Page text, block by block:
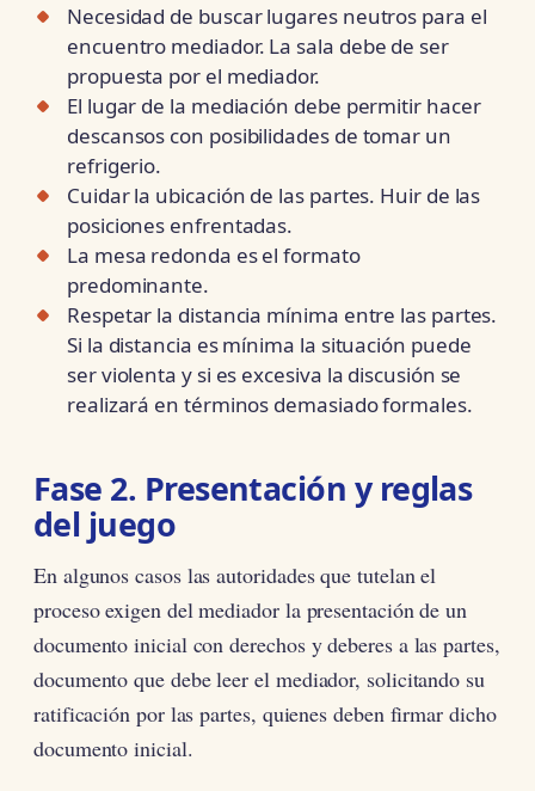
Necesidad de buscar lugares neutros para el
encuentro mediador. La sala debe de ser
propuesta por el mediador.
El lugar de la mediación debe permitir hacer
descansos con posibilidades de tomar un
refrigerio.
Cuidar la ubicación de las partes. Huir de las
posiciones enfrentadas.
La mesa redonda es el formato
predominante.
Respetar la distancia mínima entre las partes.
Si la distancia es mínima la situación puede
ser violenta y si es excesiva la discusión se
realizará en términos demasiado formales.
Fase 2. Presentación y reglas
del juego
En algunos casos las autoridades que tutelan el
proceso exigen del mediador la presentación de un
documento inicial con derechos y deberes a las partes,
documento que debe leer el mediador, solicitando su
ratificación por las partes, quienes deben firmar dicho
documento inicial.